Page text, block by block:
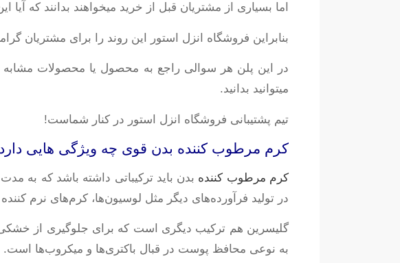
اما بسیاری از مشتریان قبل از خرید میخواهند بدانند که
بنابراین فروشگاه انزل استور این روند را برای مشتریان
در این پلن هر سوالی راجع به محصول یا محصولات
میتوانید بدانید.
تیم پشتیبانی فروشگاه انزل استور در کنار شماست!
کرم مرطوب کننده بدن قوی چه ویژگی ‌هایی دارد
کرم مرطوب کننده بدن باید ترکیباتی داشته باشد که به
در تولید فرآورده‌های دیگر مثل لوسیون‌ها، کرم‌های نرم
گلیسرین هم ترکیب دیگری است که برای جلوگیری از
به نوعی محافظ پوست در قبال باکتری‌ها و میکروب‌ها است.